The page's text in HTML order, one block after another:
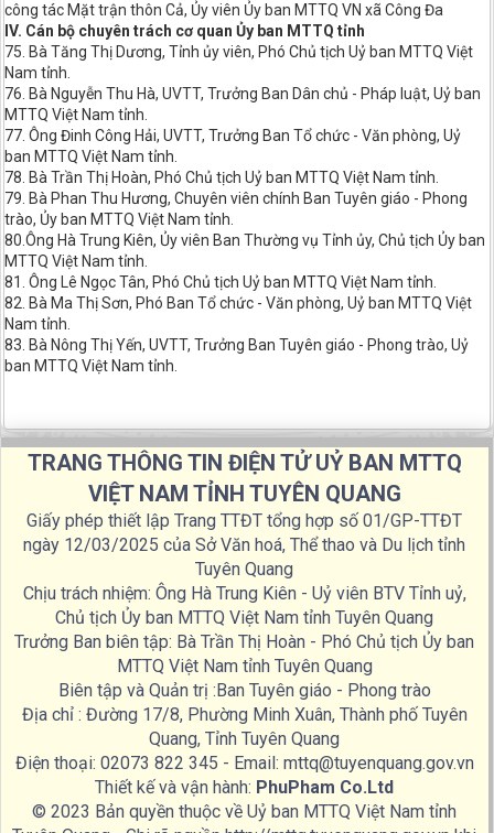
công tác Mặt trận thôn Cả, Ủy viên Ủy ban MTTQ VN xã Công Đa
IV. Cán bộ chuyên trách cơ quan Ủy ban MTTQ tỉnh
75. Bà Tăng Thị Dương, Tỉnh ủy viên, Phó Chủ tịch Uỷ ban MTTQ Việt
Nam tỉnh.
76. Bà Nguyễn Thu Hà, UVTT, Trưởng Ban Dân chủ - Pháp luật, Uỷ ban
MTTQ Việt Nam tỉnh.
77. Ông Đinh Công Hải, UVTT, Trưởng Ban Tổ chức - Văn phòng, Uỷ
ban MTTQ Việt Nam tỉnh.
78. Bà Trần Thị Hoàn, Phó Chủ tịch Uỷ ban MTTQ Việt Nam tỉnh.
79. Bà Phan Thu Hương, Chuyên viên chính Ban Tuyên giáo - Phong
trào, Ủy ban MTTQ Việt Nam tỉnh.
80.Ông Hà Trung Kiên, Ủy viên Ban Thường vụ Tỉnh ủy, Chủ tịch Ủy ban
MTTQ Việt Nam tỉnh.
81. Ông Lê Ngọc Tân, Phó Chủ tịch Uỷ ban MTTQ Việt Nam tỉnh.
82. Bà Ma Thị Sơn, Phó Ban Tổ chức - Văn phòng, Uỷ ban MTTQ Việt
Nam tỉnh.
83. Bà Nông Thị Yến, UVTT, Trưởng Ban Tuyên giáo - Phong trào, Uỷ
ban MTTQ Việt Nam tỉnh.
TRANG THÔNG TIN ĐIỆN TỬ UỶ BAN MTTQ
VIỆT NAM TỈNH TUYÊN QUANG
Giấy phép thiết lập Trang TTĐT tổng hợp số 01/GP-TTĐT
ngày 12/03/2025 của Sở Văn hoá, Thể thao và Du lịch tỉnh
Tuyên Quang
Chịu trách nhiệm: Ông Hà Trung Kiên - Uỷ viên BTV Tỉnh uỷ,
Chủ tịch Ủy ban MTTQ Việt Nam tỉnh Tuyên Quang
Trưởng Ban biên tập: Bà Trần Thị Hoàn - Phó Chủ tịch Ủy ban
MTTQ Việt Nam tỉnh Tuyên Quang
Biên tập và Quản trị :Ban Tuyên giáo - Phong trào
Địa chỉ : Đường 17/8, Phường Minh Xuân, Thành phố Tuyên
Quang, Tỉnh Tuyên Quang
Điện thoại: 02073 822 345 - Email: mttq@tuyenquang.gov.vn
Thiết kế và vận hành: PhuPham Co.Ltd
© 2023 Bản quyền thuộc về Uỷ ban MTTQ Việt Nam tỉnh